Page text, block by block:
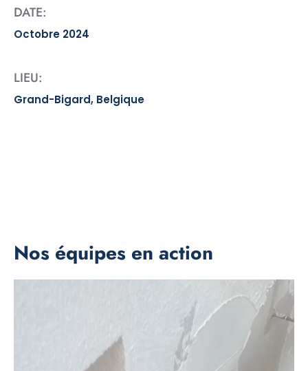
DATE:
Octobre 2024
LIEU:
Grand-Bigard, Belgique
Nos équipes en action